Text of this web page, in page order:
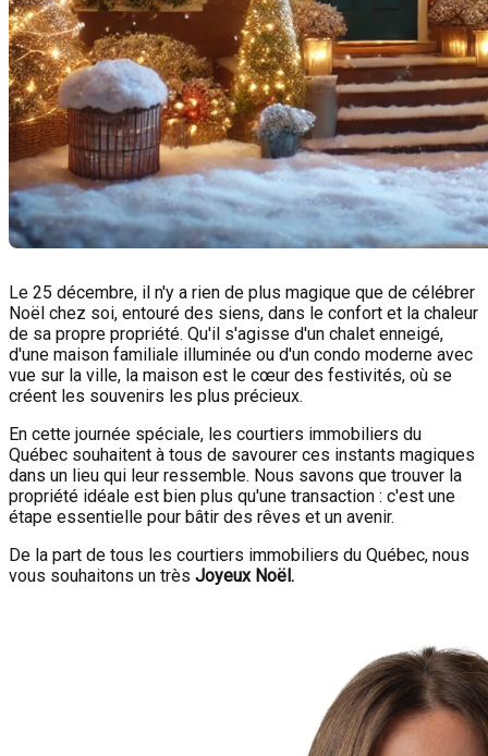
Le 25 décembre, il n'y a rien de plus magique que de célébrer
Noël chez soi, entouré des siens, dans le confort et la chaleur
de sa propre propriété. Qu'il s'agisse d'un chalet enneigé,
d'une maison familiale illuminée ou d'un condo moderne avec
vue sur la ville, la maison est le cœur des festivités, où se
créent les souvenirs les plus précieux.
En cette journée spéciale, les courtiers immobiliers du
Québec souhaitent à tous de savourer ces instants magiques
dans un lieu qui leur ressemble. Nous savons que trouver la
propriété idéale est bien plus qu'une transaction : c'est une
étape essentielle pour bâtir des rêves et un avenir.
De la part de tous les courtiers immobiliers du Québec, nous
vous souhaitons un très Joyeux Noël.